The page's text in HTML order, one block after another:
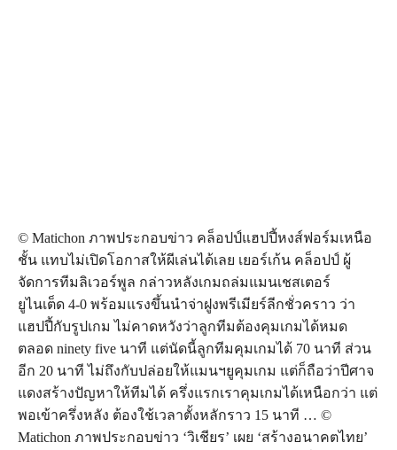
© Matichon ภาพประกอบข่าว คล็อปป์แฮปปี้หงส์ฟอร์มเหนือ
ชั้น แทบไม่เปิดโอกาสให้ผีเล่นได้เลย เยอร์เก้น คล็อปป์ ผู้
จัดการทีมลิเวอร์พูล กล่าวหลังเกมถล่มแมนเชสเตอร์
ยูไนเต็ด 4-0 พร้อมแรงขึ้นนำจ่าฝูงพรีเมียร์ลีกชั่วคราว ว่า
แฮปปี้กับรูปเกม ไม่คาดหวังว่าลูกทีมต้องคุมเกมได้หมด
ตลอด ninety five นาที แต่นัดนี้ลูกทีมคุมเกมได้ 70 นาที ส่วน
อีก 20 นาที ไม่ถึงกับปล่อยให้แมนฯยูคุมเกม แต่ก็ถือว่าปีศาจ
แดงสร้างปัญหาให้ทีมได้ ครึ่งแรกเราคุมเกมได้เหนือกว่า แต่
พอเข้าครึ่งหลัง ต้องใช้เวลาตั้งหลักราว 15 นาที … ©
Matichon ภาพประกอบข่าว ‘วิเชียร’ เผย ‘สร้างอนาคตไทย’